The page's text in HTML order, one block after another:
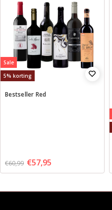
Sale
5% korting
Bestseller Red
€60,99 €57,95